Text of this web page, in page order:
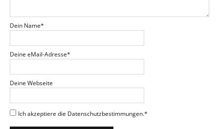
Dein Name*
Deine eMail-Adresse*
Deine Webseite
Ich akzeptiere die Datenschutzbestimmungen.*